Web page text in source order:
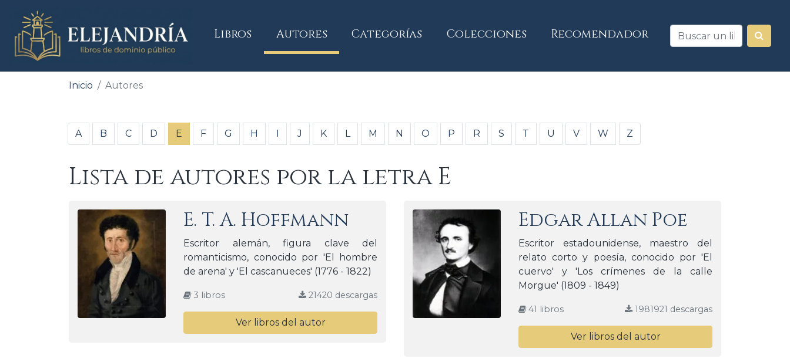
Libros(current)
Autores Categorías Colecciones Recomendador
Inicio Autores
A B C D E F G H I J K L M N O P R S T U V W Z
Lista de autores por la letra E
E. T. A. Hoffmann
Escritor alemán, figura clave del
romanticismo, conocido por 'El hombre
de arena' y 'El cascanueces' (1776 - 1822)
3 libros 21420 descargas
Ver libros del autor
Edgar Allan Poe
Escritor estadounidense, maestro del
relato corto y poesía, conocido por 'El
cuervo' y 'Los crímenes de la calle
Morgue' (1809 - 1849)
41 libros 1981921 descargas
Ver libros del autor